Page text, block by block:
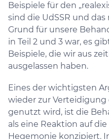
Beispiele für den
sind die UdSSR und
Grund für unsere
in Teil 2 und 3 war, es
Beispiele, die wir aus
ausgelassen haben.
Eines der wichtigsten
wieder zur
genutzt wird, ist die
als eine Reaktion auf
Hegemonie konzipiert.